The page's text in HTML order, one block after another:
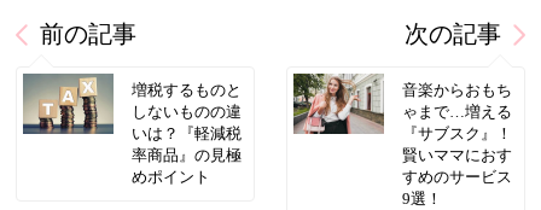
前の記事
増税するものと
しないものの違
いは？『軽減税
率商品』の見極
めポイント
次の記事
音楽からおもち
ゃまで…増える
『サブスク』！
賢いママにおす
すめのサービス
9選！